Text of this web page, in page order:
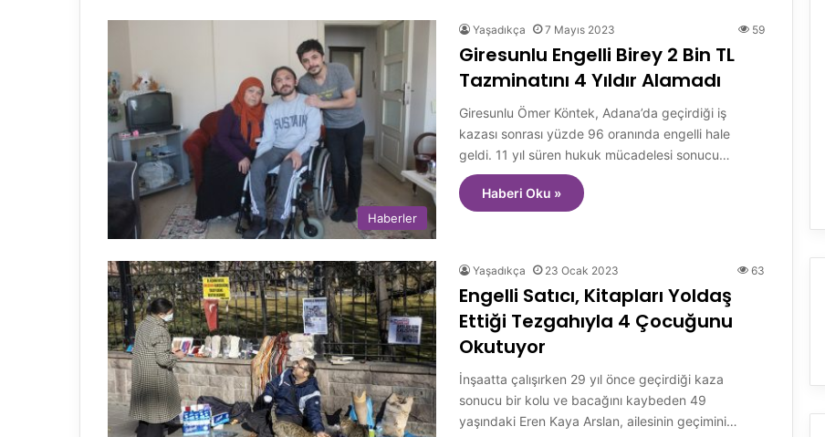
Haberler
Yaşadıkça 7 Mayıs 2023 59
Giresunlu Engelli Birey 2 Bin TL
Tazminatını 4 Yıldır Alamadı
Giresunlu Ömer Köntek, Adana’da geçirdiği iş
kazası sonrası yüzde 96 oranında engelli hale
geldi. 11 yıl süren hukuk mücadelesi sonucu…
Haberi Oku »
Yaşadıkça 23 Ocak 2023 63
Engelli Satıcı, Kitapları Yoldaş
Ettiği Tezgahıyla 4 Çocuğunu
Okutuyor
İnşaatta çalışırken 29 yıl önce geçirdiği kaza
sonucu bir kolu ve bacağını kaybeden 49
yaşındaki Eren Kaya Arslan, ailesinin geçimini…